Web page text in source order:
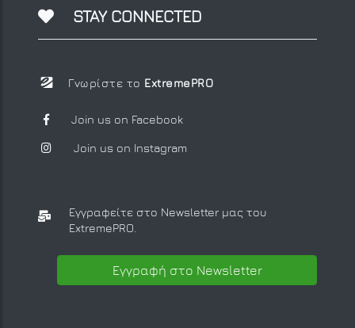
STAY CONNECTED
Γνωρίστε το ExtremePRO
Join us on Facebook
Join us on Instagram
Εγγραφείτε στο Newsletter μας του
ExtremePRO.
Εγγραφή στο Newsletter